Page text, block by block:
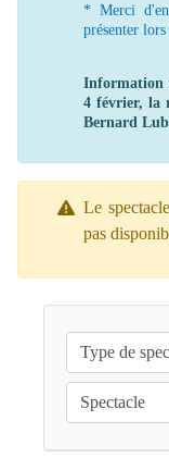
* Merci
présenter
Information
4 février, la
Bernard
Le
pas